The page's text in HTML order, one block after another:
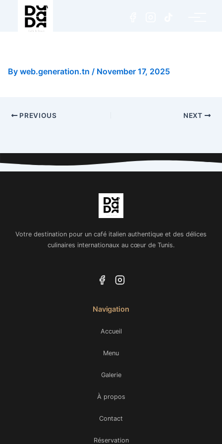
By web.generation.tn / November 17, 2025
PREVIOUS NEXT
Votre destination pour un café italien authentique et des délices
culinaires internationaux au cœur de Tunis.
Navigation
Accueil
Menu
Galerie
À propos
Contact
Réservation